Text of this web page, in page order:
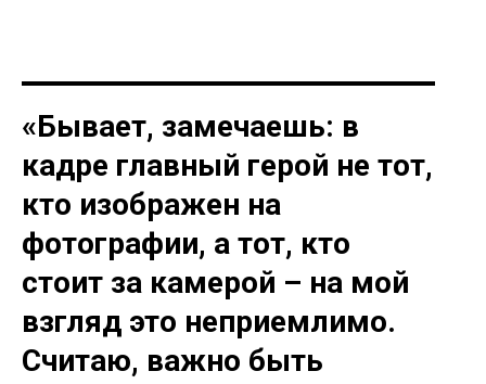
«Бывает, замечаешь: в
кадре главный герой не тот,
кто изображен на
фотографии, а тот, кто
стоит за камерой – на мой
взгляд это неприемлимо.
Считаю, важно быть